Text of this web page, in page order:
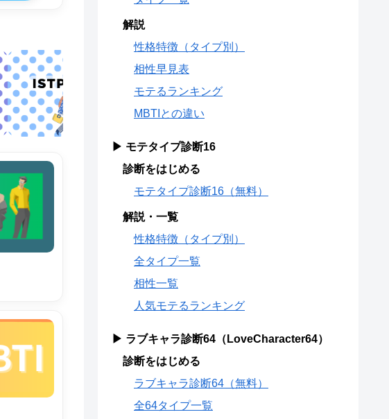
解説
性格特徴（タイプ別）
相性早見表
モテるランキング
MBTIとの違い
▶ モテタイプ診断16
診断をはじめる
モテタイプ診断16（無料）
解説・一覧
性格特徴（タイプ別）
全タイプ一覧
相性一覧
人気モテるランキング
▶ ラブキャラ診断64（LoveCharacter64）
診断をはじめる
ラブキャラ診断64（無料）
全64タイプ一覧